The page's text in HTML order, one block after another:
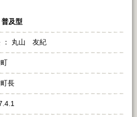
普及型
： 丸山 友紀
長